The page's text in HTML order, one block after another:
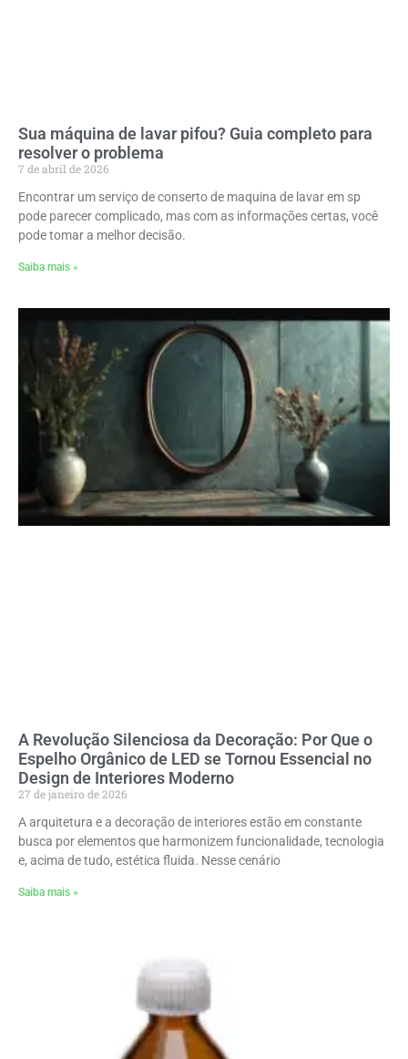
Sua máquina de lavar pifou? Guia completo para
resolver o problema
7 de abril de 2026
Encontrar um serviço de conserto de maquina de lavar em sp
pode parecer complicado, mas com as informações certas, você
pode tomar a melhor decisão.
Saiba mais »
A Revolução Silenciosa da Decoração: Por Que o
Espelho Orgânico de LED se Tornou Essencial no
Design de Interiores Moderno
27 de janeiro de 2026
A arquitetura e a decoração de interiores estão em constante
busca por elementos que harmonizem funcionalidade, tecnologia
e, acima de tudo, estética fluida. Nesse cenário
Saiba mais »